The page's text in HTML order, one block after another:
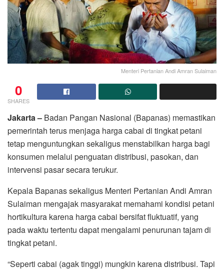
Menteri Pertanian Andi Amran Sulaiman
0
SHARES
Jakarta – Badan Pangan Nasional (Bapanas) memastikan
pemerintah terus menjaga harga cabai di tingkat petani
tetap menguntungkan sekaligus menstabilkan harga bagi
konsumen melalui penguatan distribusi, pasokan, dan
intervensi pasar secara terukur.
Kepala Bapanas sekaligus Menteri Pertanian Andi Amran
Sulaiman mengajak masyarakat memahami kondisi petani
hortikultura karena harga cabai bersifat fluktuatif, yang
pada waktu tertentu dapat mengalami penurunan tajam di
tingkat petani.
“Seperti cabai (agak tinggi) mungkin karena distribusi. Tapi